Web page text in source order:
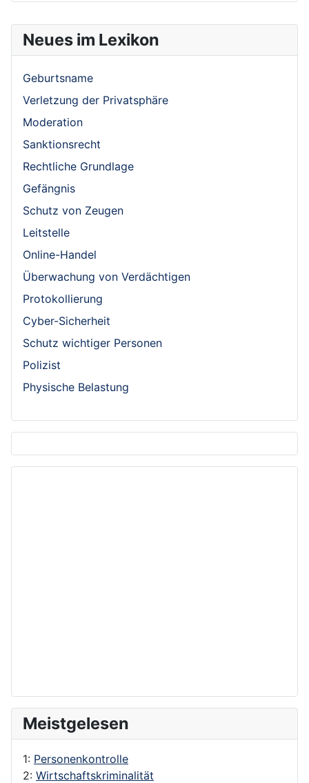
Neues im Lexikon
Geburtsname
Verletzung der Privatsphäre
Moderation
Sanktionsrecht
Rechtliche Grundlage
Gefängnis
Schutz von Zeugen
Leitstelle
Online-Handel
Überwachung von Verdächtigen
Protokollierung
Cyber-Sicherheit
Schutz wichtiger Personen
Polizist
Physische Belastung
Meistgelesen
1: Personenkontrolle
2: Wirtschaftskriminalität